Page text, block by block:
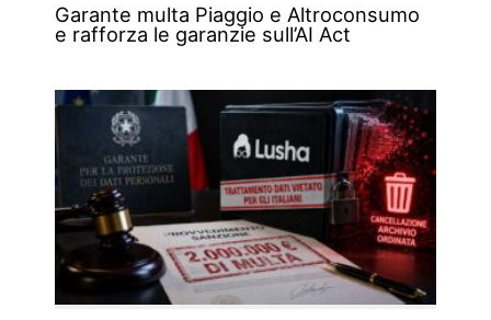
Garante multa Piaggio e Altroconsumo
e rafforza le garanzie sull’AI Act